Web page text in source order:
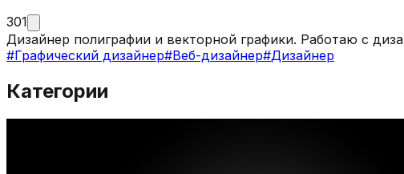
301
Дизайнер полиграфии и векторной графики. Работаю с
#Графический дизайнер#Веб-дизайнер#Дизайнер
Категории